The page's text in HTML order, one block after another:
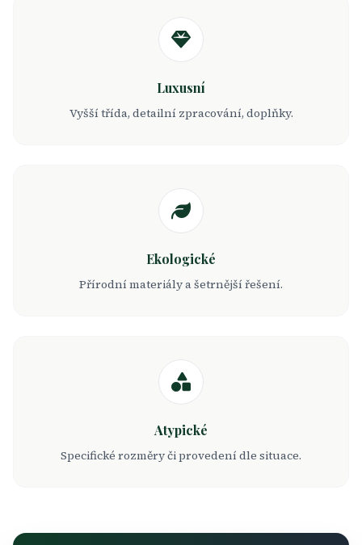
Luxusní
Vyšší třída, detailní zpracování, doplňky.
Ekologické
Přírodní materiály a šetrnější řešení.
Atypické
Specifické rozměry či provedení dle situace.